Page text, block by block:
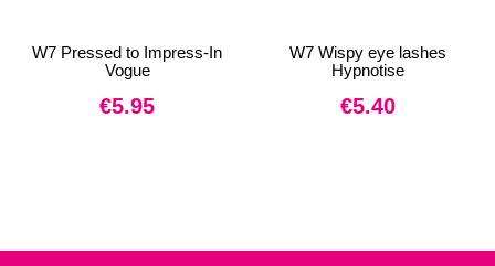
W7 Pressed to Impress-In
Vogue
€5.95
W7 Wispy eye lashes
Hypnotise
€5.40